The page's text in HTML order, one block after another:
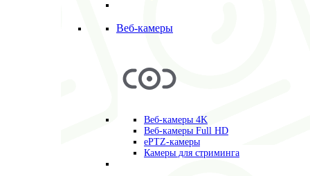
Веб-камеры
Веб-камеры 4K
Веб-камеры Full HD
ePTZ-камеры
Камеры для стриминга